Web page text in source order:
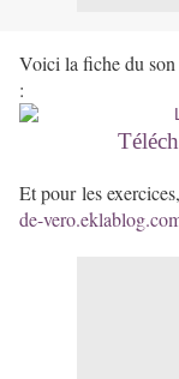
Voici la fiche du
:
Et pour les
de-